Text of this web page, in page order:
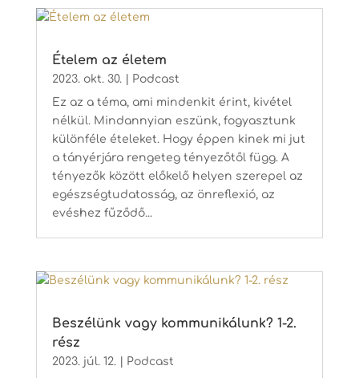
Ételem az életem
2023. okt. 30.|
Podcast
Ez az a téma, ami mindenkit érint, kivétel
nélkül. Mindannyian eszünk, fogyasztunk
különféle ételeket. Hogy éppen kinek mi jut
a tányérjára rengeteg tényezőtől függ. A
tényezők között előkelő helyen szerepel az
egészségtudatosság, az önreflexió, az
evéshez fűződő...
Beszélünk vagy kommunikálunk? 1-2.
rész
2023. júl. 12.|
Podcast